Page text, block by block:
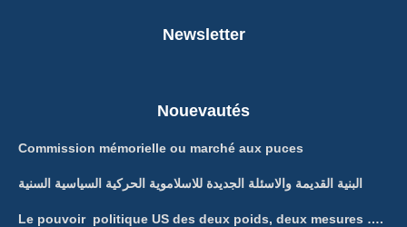
Newsletter
Nouevautés
Commission mémorielle ou marché aux puces
البنية القديمة والاسئلة الجديدة للاسلاموية الحركية السياسية السنية
Le pouvoir politique US des deux poids, deux mesures ….